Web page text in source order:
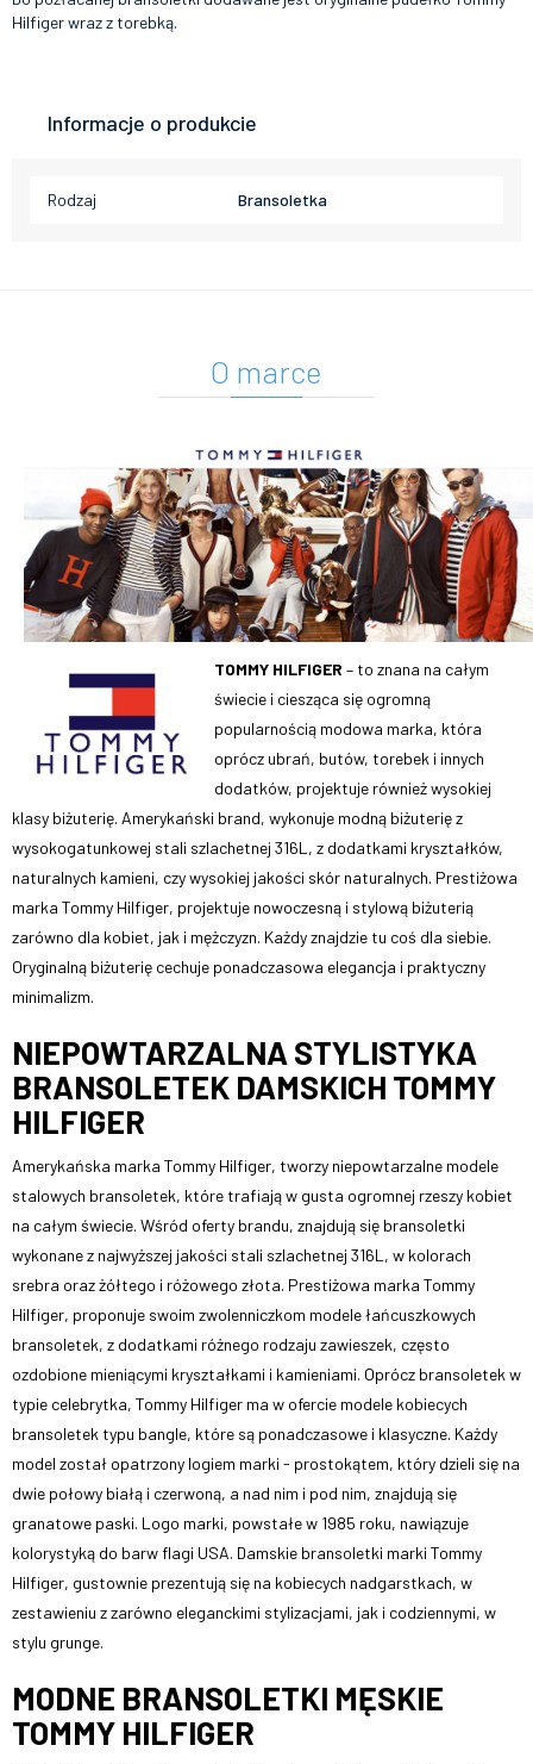
Hilfiger wraz z torebką.
Informacje o produkcie
Rodzaj Bransoletka
O marce
TOMMY HILFIGER – to znana na całym
świecie i ciesząca się ogromną
popularnością modowa marka, która
oprócz ubrań, butów, torebek i innych
dodatków, projektuje również wysokiej
klasy biżuterię. Amerykański brand, wykonuje modną biżuterię z
wysokogatunkowej stali szlachetnej 316L, z dodatkami kryształków,
naturalnych kamieni, czy wysokiej jakości skór naturalnych. Prestiżowa
marka Tommy Hilfiger, projektuje nowoczesną i stylową biżuterią
zarówno dla kobiet, jak i mężczyzn. Każdy znajdzie tu coś dla siebie.
Oryginalną biżuterię cechuje ponadczasowa elegancja i praktyczny
minimalizm.
NIEPOWTARZALNA STYLISTYKA
BRANSOLETEK DAMSKICH TOMMY
HILFIGER
Amerykańska marka Tommy Hilfiger, tworzy niepowtarzalne modele
stalowych bransoletek, które trafiają w gusta ogromnej rzeszy kobiet
na całym świecie. Wśród oferty brandu, znajdują się bransoletki
wykonane z najwyższej jakości stali szlachetnej 316L, w kolorach
srebra oraz żółtego i różowego złota. Prestiżowa marka Tommy
Hilfiger, proponuje swoim zwolenniczkom modele łańcuszkowych
bransoletek, z dodatkami różnego rodzaju zawieszek, często
ozdobione mieniącymi kryształkami i kamieniami. Oprócz bransoletek w
typie celebrytka, Tommy Hilfiger ma w ofercie modele kobiecych
bransoletek typu bangle, które są ponadczasowe i klasyczne. Każdy
model został opatrzony logiem marki - prostokątem, który dzieli się na
dwie połowy białą i czerwoną, a nad nim i pod nim, znajdują się
granatowe paski. Logo marki, powstałe w 1985 roku, nawiązuje
kolorystyką do barw flagi USA. Damskie bransoletki marki Tommy
Hilfiger, gustownie prezentują się na kobiecych nadgarstkach, w
zestawieniu z zarówno eleganckimi stylizacjami, jak i codziennymi, w
stylu grunge.
MODNE BRANSOLETKI MĘSKIE
TOMMY HILFIGER